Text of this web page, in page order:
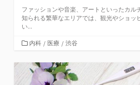
ファッションや音楽、アートといったカル
知られる繁華なエリアでは、観光やショッ
い...
カ
ゴ
リ
ー
内科 / 医療 / 渋谷